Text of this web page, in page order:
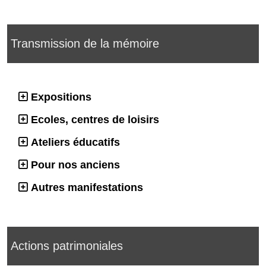
Transmission de la mémoire
Expositions
Ecoles, centres de loisirs
Ateliers éducatifs
Pour nos anciens
Autres manifestations
Actions patrimoniales